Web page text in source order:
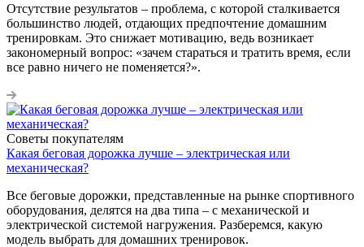
Отсутствие результатов – проблема, с которой сталкивается
большинство людей, отдающих предпочтение домашним
тренировкам. Это снижает мотивацию, ведь возникает
закономерный вопрос: «зачем стараться и тратить время, если
все равно ничего не поменяется?».
Советы покупателям
Какая беговая дорожка лучше – электрическая или
механическая?
Все беговые дорожки, представленные на рынке спортивного
оборудования, делятся на два типа – с механической и
электрической системой нагружения. Разберемся, какую
модель выбрать для домашних тренировок.